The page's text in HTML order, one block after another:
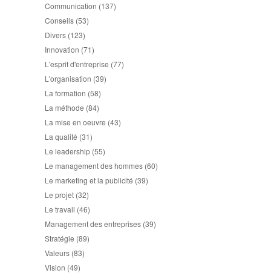
Communication (137)
Conseils (53)
Divers (123)
Innovation (71)
L'esprit d'entreprise (77)
L'organisation (39)
La formation (58)
La méthode (84)
La mise en oeuvre (43)
La qualité (31)
Le leadership (55)
Le management des hommes (60)
Le marketing et la publicité (39)
Le projet (32)
Le travail (46)
Management des entreprises (39)
Stratégie (89)
Valeurs (83)
Vision (49)